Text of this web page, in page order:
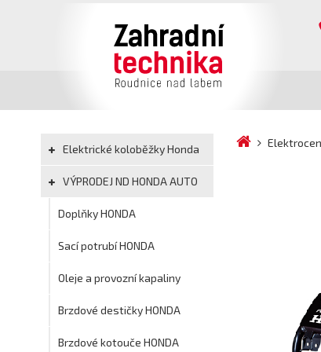
Elektrické koloběžky Honda
VÝPRODEJ ND HONDA AUTO
Doplňky HONDA
Sací potrubí HONDA
Oleje a provozní kapaliny
Brzdové destičky HONDA
Brzdové kotouče HONDA